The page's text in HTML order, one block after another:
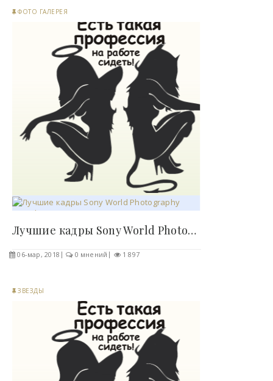
ФОТО ГАЛЕРЕЯ
Лучшие кадры Sony World Photography Awards 2018 !..
06-мар, 2018 0 мнений 1 897
ЗВЕЗДЫ